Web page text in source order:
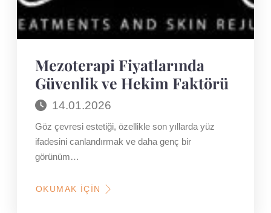
Mezoterapi Fiyatlarında
Güvenlik ve Hekim Faktörü
14.01.2026
Göz çevresi estetiği, özellikle son yıllarda yüz
ifadesini canlandırmak ve daha genç bir
görünüm…
OKUMAK İÇIN
HAKKINDA